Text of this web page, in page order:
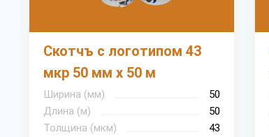
Скотчъ с логотипом 43
мкр 50 мм х 50 м
Ширина (мм)
50
Длина (м)
50
Толщина (мкм)
43